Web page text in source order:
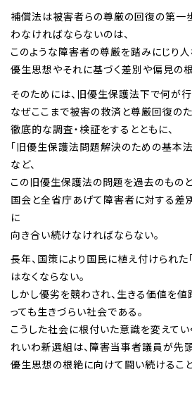
補償法は被害者らの尊厳の回復の第一
わなければならないのは、
このような障害者の尊厳を踏みにじり人
優生思想やそれに基づく差別や偏見の
そのためには、旧優生保護法下で何が行
なぜここまで被害の救済と尊厳回復の
徹底的な調査・検証をするとともに、
「旧優生保護法問題解決のための基本
など、
この旧優生保護法の問題を過去のものと
国会と全省庁あげて障害者に対する差
に
向き合い続けなければならない。
長年、国策により国民に植え付けられた
はなくならない。
しかし優劣を競わされ、生きる価値を
っても生きづらい社会である。
こうした社会に根付いた意識を変えてい
れいわ新選組は、障害当事者議員が先頭
優生思想の根絶に向けて闘い続けること